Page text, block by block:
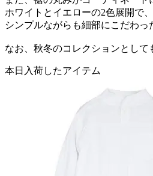
ホワイトとイエローの2色展開で
シンプルながらも細部にこだわっ
なお、秋冬のコレクションとして
本日入荷したアイテム